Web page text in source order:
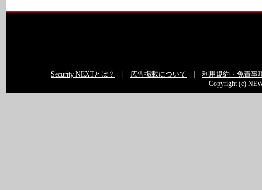
Security NEXTとは？ 広告掲載について
利用規約・免責事
Copyright (c)